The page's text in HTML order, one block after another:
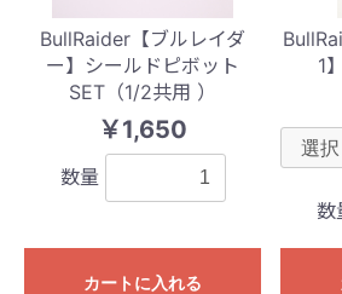
BullRaider【ブルレイダ
ー】シールドピボット
SET（1/2共用 ）
￥1,650
数量
カートに入れる
1
数